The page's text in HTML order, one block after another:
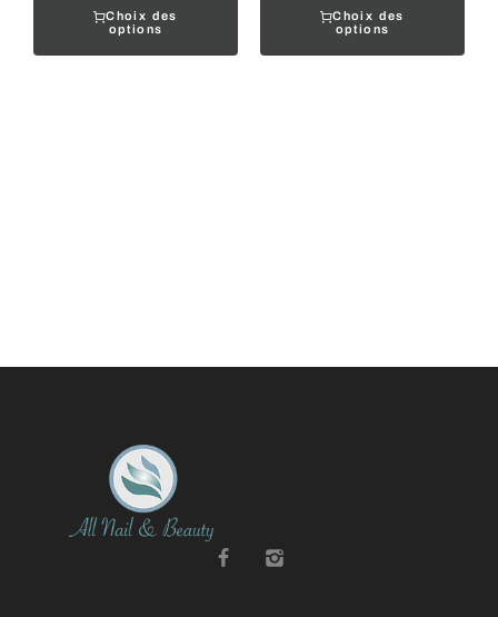
Choix des
options
Choix des
options